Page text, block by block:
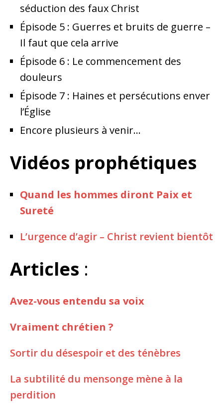
séduction des faux Christ
Épisode 5 : Guerres et bruits de guerre –
Il faut que cela arrive
Épisode 6 : Le commencement des
douleurs
Épisode 7 : Haines et persécutions enver
l’Église
Encore plusieurs à venir…
Vidéos prophétiques
Quand les hommes diront Paix et
Sureté
L’urgence d’agir – Christ revient bientôt
Articles :
Avez-vous entendu sa voix
Vraiment chrétien ?
Sortir du désespoir et des ténèbres
La subtilité du mensonge mène à la
perdition